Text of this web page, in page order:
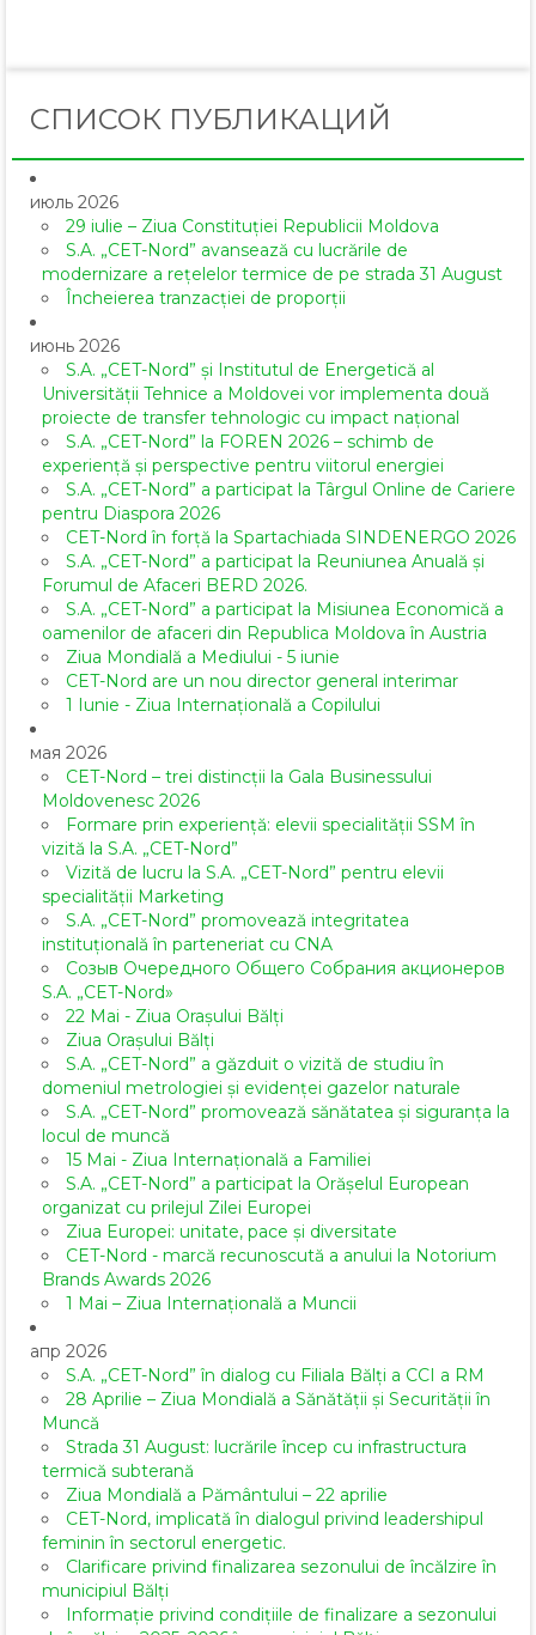
СПИСОК ПУБЛИКАЦИЙ
июль 2026
29 iulie – Ziua Constituției Republicii Moldova
S.A. „CET-Nord” avansează cu lucrările de
modernizare a rețelelor termice de pe strada 31 August
Încheierea tranzacției de proporții
июнь 2026
S.A. „CET-Nord” și Institutul de Energetică al
Universității Tehnice a Moldovei vor implementa două
proiecte de transfer tehnologic cu impact național
S.A. „CET-Nord” la FOREN 2026 – schimb de
experiență și perspective pentru viitorul energiei
S.A. „CET-Nord” a participat la Târgul Online de Cariere
pentru Diaspora 2026
CET-Nord în forță la Spartachiada SINDENERGO 2026
S.A. „CET-Nord” a participat la Reuniunea Anuală și
Forumul de Afaceri BERD 2026.
S.A. „CET-Nord” a participat la Misiunea Economică a
oamenilor de afaceri din Republica Moldova în Austria
Ziua Mondială a Mediului - 5 iunie
CET-Nord are un nou director general interimar
1 Iunie - Ziua Internațională a Copilului
мая 2026
CET-Nord – trei distincții la Gala Businessului
Moldovenesc 2026
Formare prin experiență: elevii specialității SSM în
vizită la S.A. „CET-Nord”
Vizită de lucru la S.A. „CET-Nord” pentru elevii
specialității Marketing
S.A. „CET-Nord” promovează integritatea
instituțională în parteneriat cu CNA
Созыв Очередного Общего Собрания акционеров
S.A. „CET-Nord»
22 Mai - Ziua Orașului Bălți
Ziua Orașului Bălți
S.A. „CET-Nord” a găzduit o vizită de studiu în
domeniul metrologiei și evidenței gazelor naturale
S.A. „CET-Nord” promovează sănătatea și siguranța la
locul de muncă
15 Mai - Ziua Internațională a Familiei
S.A. „CET-Nord” a participat la Orășelul European
organizat cu prilejul Zilei Europei
Ziua Europei: unitate, pace și diversitate
CET-Nord - marcă recunoscută a anului la Notorium
Brands Awards 2026
1 Mai – Ziua Internațională a Muncii
апр 2026
S.A. „CET-Nord” în dialog cu Filiala Bălți a CCI a RM
28 Aprilie – Ziua Mondială a Sănătății și Securității în
Muncă
Strada 31 August: lucrările încep cu infrastructura
termică subterană
Ziua Mondială a Pământului – 22 aprilie
CET-Nord, implicată în dialogul privind leadershipul
feminin în sectorul energetic.
Clarificare privind finalizarea sezonului de încălzire în
municipiul Bălți
Informație privind condițiile de finalizare a sezonului